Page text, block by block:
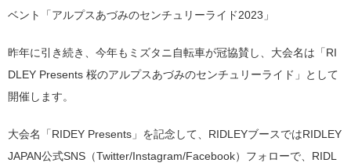
ベント「アルプスあづみのセンチュリーライド2023 」
昨年に引き続き、今年もミズタニ自転車が冠協賛し、大会名は「RI
DLEY Presents 桜のアルプスあづみのセンチュリーライド」として
開催します。
大会名「RIDEY Presents」を記念して、RIDLEYブースではRIDLEY
JAPAN公式SNS（Twitter/Instagram/Facebook）フォローで、RIDL